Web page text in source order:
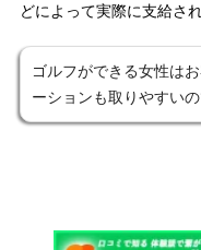
どによって実際に支給さ
ゴルフができる女性は
ーションも取りやすい